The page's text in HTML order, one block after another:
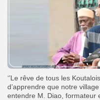
‘’Le rêve de tous les
d’apprendre que notre
entendre M. Diao, formateur